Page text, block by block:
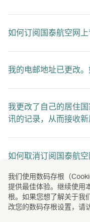
如何订阅国泰航空网上
我的电邮地址已更改。
我更改了自己的居住
讯的记录，从而接收新
如何取消订阅国泰航空
我们使用数码存根（
提供最佳体验。继续使用
根。如果您想了解关于我
改您的数码存根设置，请